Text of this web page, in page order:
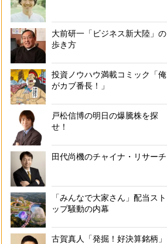
大前研一「ビジネス新大陸」の
歩き方
投資ノウハウ満載コミック「俺
がカブ番長！」
戸松信博の明日の爆騰株を探
せ！
田代尚機のチャイナ・リサーチ
「みんなで大家さん」配当スト
ップ騒動の内幕
古賀真人「発掘！好決算銘柄」